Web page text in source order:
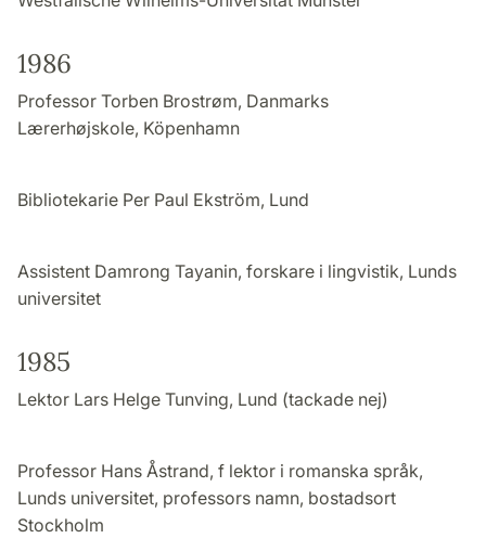
1986
Professor Torben Brostrøm, Danmarks
Lærerhøjskole, Köpenhamn
Bibliotekarie Per Paul Ekström, Lund
Assistent Damrong Tayanin, forskare i lingvistik, Lunds
universitet
1985
Lektor Lars Helge Tunving, Lund (tackade nej)
Professor Hans Åstrand, f lektor i romanska språk,
Lunds universitet, professors namn, bostadsort
Stockholm